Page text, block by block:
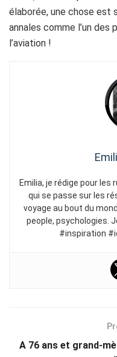
élaborée, une chose est
annales comme l’un des
l’aviation !
Emilia, je rédige pour
qui se passe sur les
voyage au bout du
people, psychologies.
#inspiration
A 76 ans et grand-